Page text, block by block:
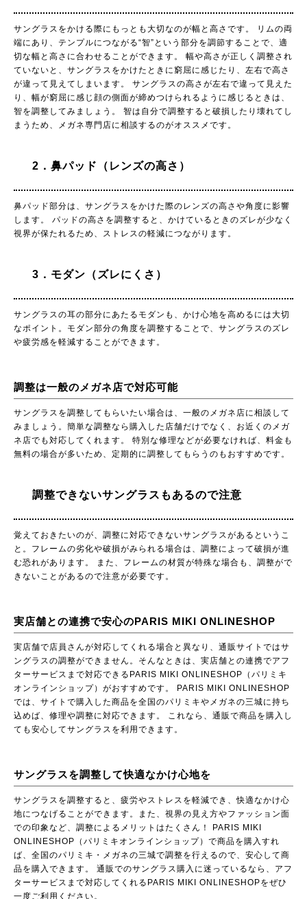
サングラスをかける際にもっとも大切なのが幅と高さです。 リムの両
端にあり、テンプルにつながる“智”という部分を調節することで、適
切な幅と高さに合わせることができます。 幅や高さが正しく調整され
ていないと、サングラスをかけたときに窮屈に感じたり、左右で高さ
が違って見えてしまいます。 サングラスの高さが左右で違って見えた
り、幅が窮屈に感じ顔の側面が締めつけられるように感じるときは、
智を調整してみましょう。 智は自分で調整すると破損したり壊れてし
まうため、メガネ専門店に相談するのがオススメです。
2．鼻パッド（レンズの高さ）
鼻パッド部分は、サングラスをかけた際のレンズの高さや角度に影響
します。 パッドの高さを調整すると、かけているときのズレが少なく
視界が保たれるため、ストレスの軽減につながります。
3．モダン（ズレにくさ）
サングラスの耳の部分にあたるモダンも、かけ心地を高めるには大切
なポイント。モダン部分の角度を調整することで、サングラスのズレ
や疲労感を軽減することができます。
調整は一般のメガネ店で対応可能
サングラスを調整してもらいたい場合は、一般のメガネ店に相談して
みましょう。簡単な調整なら購入した店舗だけでなく、お近くのメガ
ネ店でも対応してくれます。 特別な修理などが必要なければ、料金も
無料の場合が多いため、定期的に調整してもらうのもおすすめです。
調整できないサングラスもあるので注意
覚えておきたいのが、調整に対応できないサングラスがあるというこ
と。フレームの劣化や破損がみられる場合は、調整によって破損が進
む恐れがあります。 また、フレームの材質が特殊な場合も、調整がで
きないことがあるので注意が必要です。
実店舗との連携で安心のPARIS MIKI ONLINESHOP
実店舗で店員さんが対応してくれる場合と異なり、通販サイトではサ
ングラスの調整ができません。そんなときは、実店舗との連携でアフ
ターサービスまで対応できるPARIS MIKI ONLINESHOP（パリミキ
オンラインショップ）がおすすめです。 PARIS MIKI ONLINESHOP
では、サイトで購入した商品を全国のパリミキやメガネの三城に持ち
込めば、修理や調整に対応できます。 これなら、通販で商品を購入し
ても安心してサングラスを利用できます。
サングラスを調整して快適なかけ心地を
サングラスを調整すると、疲労やストレスを軽減でき、快適なかけ心
地につなげることができます。また、視界の見え方やファッション面
での印象など、調整によるメリットはたくさん！ PARIS MIKI
ONLINESHOP（パリミキオンラインショップ） で商品を購入すれ
ば、全国のパリミキ・メガネの三城で調整を行えるので、安心して商
品を購入できます。 通販でのサングラス購入に迷っているなら、アフ
ターサービスまで対応してくれるPARIS MIKI ONLINESHOPをぜひ
一度ご利用ください。